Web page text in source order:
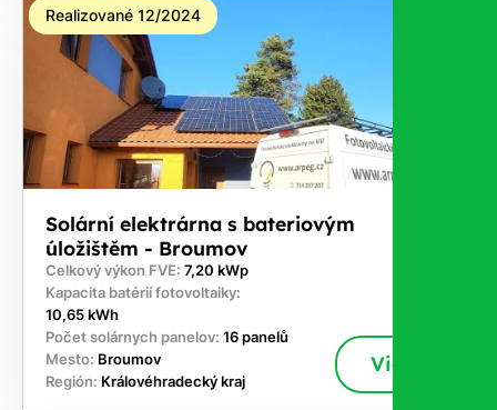
Realizované 12/2024
Solární elektrárna s bateriovým
úložištěm - Broumov
Celkový výkon FVE: 7,20 kWp
Kapacita batérií fotovoltaiky:
10,65 kWh
Počet solárnych panelov: 16 panelů
Mesto: Broumov
Región: Královéhradecký kraj
Viac